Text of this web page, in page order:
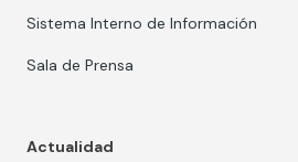
Sistema Interno de Información
Sala de Prensa
Actualidad